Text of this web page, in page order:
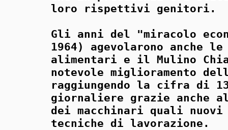
loro rispettivi genitori.
Gli anni del "miracolo
1964) agevolarono anche le
alimentari e il Mulino
notevole miglioramento
raggiungendo la cifra di
giornaliere grazie anche
dei macchinari quali
tecniche di lavorazione.